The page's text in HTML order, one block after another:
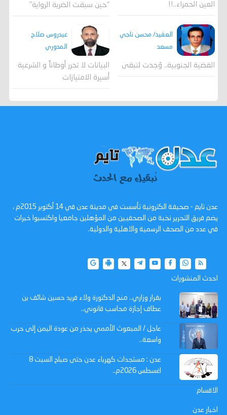
العين الحمراء..!! "حين سبقت الضربة الرواية"
العقيد/ محسن ناجي
مسعد
القضية الجنوبية.. وُجدت لتبقى
عيدروس صلاح
المدوري
البيانات لا تحرر أوطاناً و الشرعية
أسيرة الامتيازات
عدن تايم - صحيفة الكترونية تأسست في مدينة عدن في 14 أكتوبر 2015م ،
يضم فريق التحرير نخبة من الصحفيين من المؤهلين جامعيا واكتسبوا خبرات
في عدد من الصحف الرسمية والاهلية والدولية.
احدث المنشورات
بقرار وزاري.. منح الدكتورة ولاء فريد حسين شائف بن
عطاف إجازة محاسب قانوني..
عاجل / المبعوث الأممي يحذر من عودة اليمن إلى حرب
واسعة..
عدن : مستجدات كهرباء عدن حتى صباح السبت 8
اغسطس 2026م..
الاقسام
اخبار عدن